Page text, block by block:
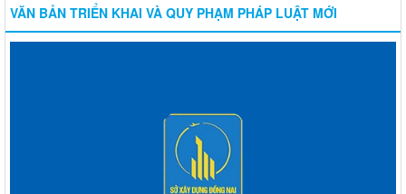
VĂN BẢN TRIỂN KHAI VÀ QUY PHẠM PHÁP LUẬT MỚI